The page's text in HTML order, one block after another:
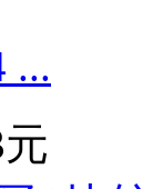
...